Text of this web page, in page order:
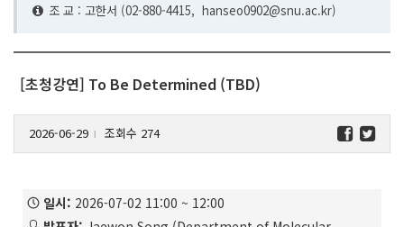
조 교 : 고한서 (02-880-4415, hanseo0902@snu.ac.kr)
[초청강연] To Be Determined (TBD)
2026-06-29 l 조회수 274
일시: 2026-07-02 11:00 ~ 12:00